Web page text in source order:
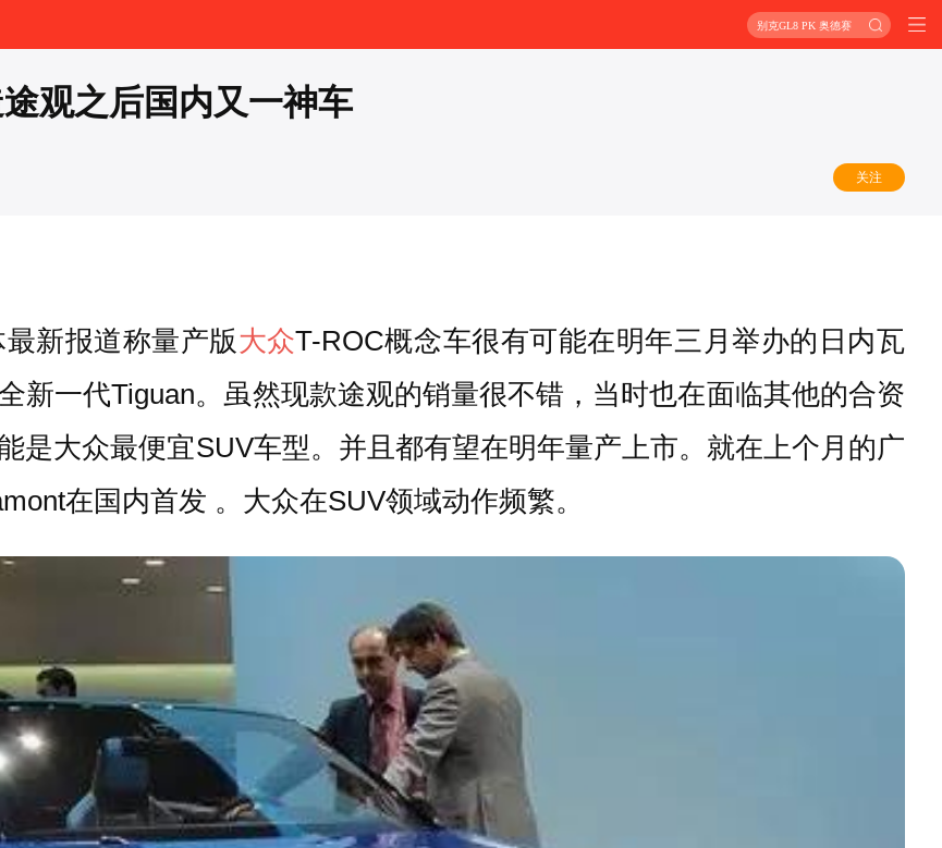
别克GL8 PK 奥德赛
观之后国内又一神车
关注
新报道称量产版大众T-ROC概念车很有可能在明年三月举办的日内瓦
新一代Tiguan。虽然现款途观的销量很不错，当时也在面临其他的合资
是大众最便宜SUV车型。并且都有望在明年量产上市。就在上个月的广
在国内首发 。大众在SUV领域动作频繁。